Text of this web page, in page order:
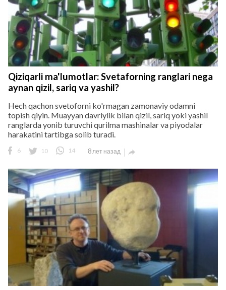
Qiziqarli ma'lumotlar: Svetaforning ranglari nega
aynan qizil, sariq va yashil?
Hech qachon svetoforni ko'rmagan zamonaviy odamni
topish qiyin. Muayyan davriylik bilan qizil, sariq yoki yashil
ranglarda yonib turuvchi qurilma mashinalar va piyodalar
harakatini tartibga solib turadi.
6 10 14 8 лет назад 